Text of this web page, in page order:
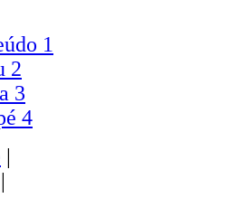
1
2
3
4
|